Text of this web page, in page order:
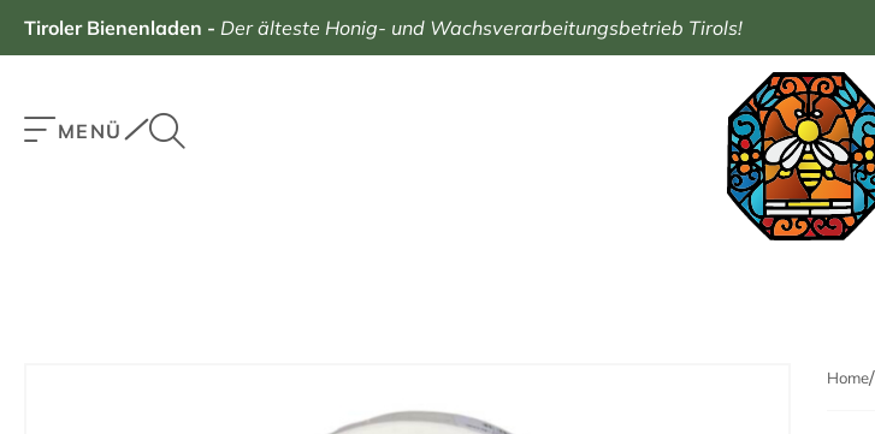
Tiroler Bienenladen - Der älteste Honig- und Wachsverarbeitungsbetrieb Tirols!
MENÜ
Home